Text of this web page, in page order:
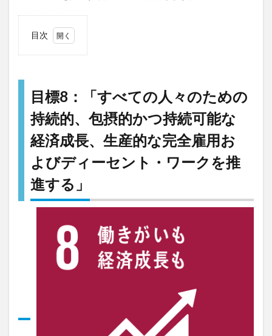
目次
「す
べて
の
人々
のた
めの
持続
的、
包摂
的か
完全
目標8：「すべての人々のための
持続的、包摂的かつ持続可能な
経済成長、生産的な完全雇用お
よびディーセント・ワークを推
進する」